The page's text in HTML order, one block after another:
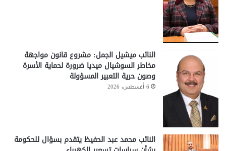
النائب ميشيل الجمل: مشروع قانون مواجهة
مخاطر السوشيال ميديا ضرورة لحماية الأسرة
وصون حرية التعبير المسؤولة
6 أغسطس، 2026
النائب محمد عبد الحفيظ يتقدم بسؤال للحكومة